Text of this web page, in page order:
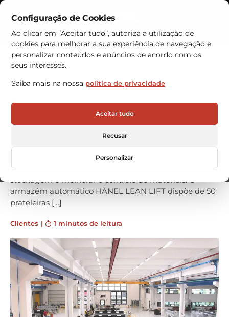
Configuração de Cookies
Ao clicar em “Aceitar tudo”, autoriza a utilização de
cookies para melhorar a sua experiência de navegação e
personalizar conteúdos e anúncios de acordo com os
seus interesses.
Saiba mais na nossa política de privacidade
Aceitar tudo
Recusar
Personalizar
Contactos
SISTECO com novo armazém
automático
A empresa SISTECO MÁQUINAS-HERRAMIENTA S.L.
especializada em tecnologia de corte para metais,
fornecedor de serras de fita, serras de disco e
máquinas de corte a jato de água waterjet escolheu
armazéns automáticos da VRC WAREHOUSE
TECHNOLOGIES para aumentar a capacidade de
stockagem e melhorar o controlo de materiais. O
armazém automático HÄNEL LEAN LIFT dispõe de 50
prateleiras […]
Clientes | 1 minutos de leitura